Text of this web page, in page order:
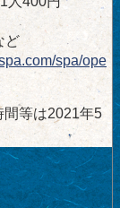
ど
spa/ope
等は2021年5